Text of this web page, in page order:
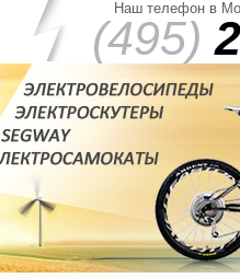
Наш телефон в
(495)